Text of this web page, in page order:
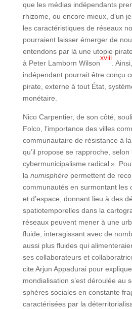
que les médias indépendants
rhizome, ou encore mieux, d’un
les caractéristiques de réseaux
pourraient laisser émerger de
entendons par là une utopie
à Peter Lamborn Wilson
xviii
.
indépendant pourrait être conçu
pirate, externe à tout État,
monétaire.
Nico Carpentier, de son côté,
Folco, l’importance des villes
communautaire de résistance à
qu’il propose se rapproche, selon
cybermunicipalisme radical ».
la numisphèrepermettent de
communautés en surmontant les
et d’espace, donnant lieu à des
spatiotemporelles dans la
réseaux peuvent mener à une
fluide, interagissant avec de
aussi plus fluides qui
ses collaborateurs et
cite Arjun Appadurai pour
mondialisation s’est déroulée au
sphères sociales en constante
caractérisées par la